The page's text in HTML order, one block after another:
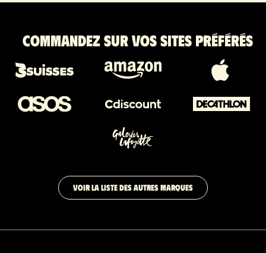
Commandez sur vos sites préférés
VOIR LA LISTE DES AUTRES MARQUES